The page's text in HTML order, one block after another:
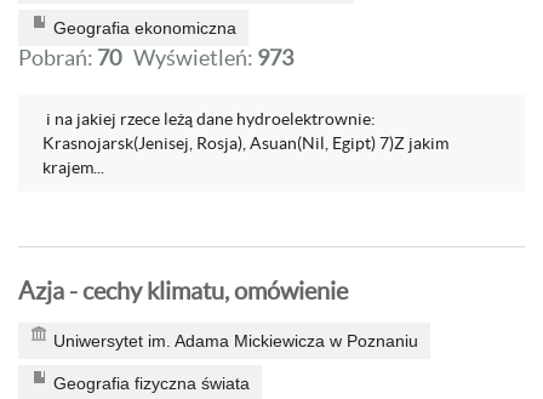
Geografia ekonomiczna
Pobrań: 70 Wyświetleń: 973
i na jakiej rzece leżą dane hydroelektrownie:
Krasnojarsk(Jenisej, Rosja), Asuan(Nil, Egipt) 7)Z jakim
krajem...
Azja - cechy klimatu, omówienie
Uniwersytet im. Adama Mickiewicza w Poznaniu
Geografia fizyczna świata